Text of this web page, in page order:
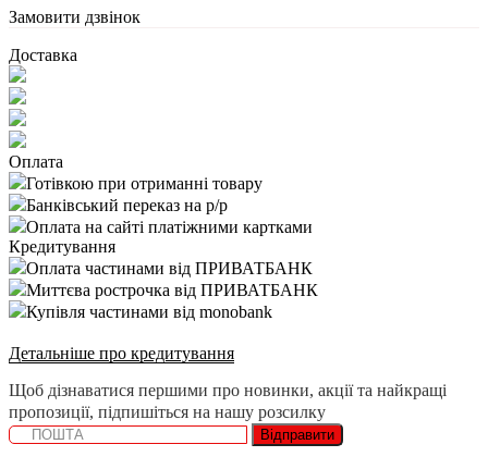
Замовити дзвінок
Доставка
Оплата
Готівкою при отриманні товару
Банківський переказ на р/р
Оплата на сайті платіжними картками
Кредитування
Оплата частинами від ПРИВАТБАНК
Миттєва рострочка від ПРИВАТБАНК
Купівля частинами від monobank
Детальніше про кредитування
Щоб дізнаватися першими про новинки, акції та найкращі
пропозиції, підпишіться на нашу розсилку
Відправити